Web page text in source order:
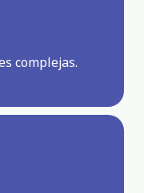
complejas.